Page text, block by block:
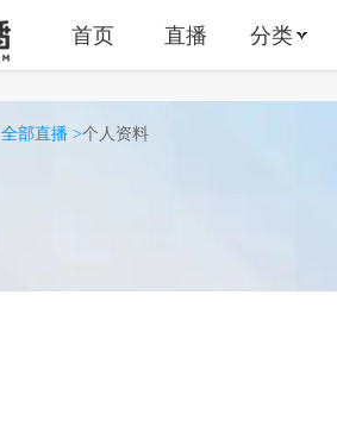
首页 直播 分类
全部直播 >个人资料